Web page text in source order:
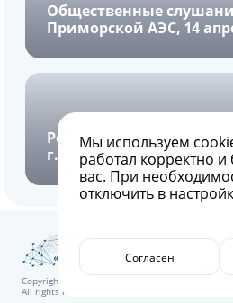
Общественные
Приморской АЭС, 14
Региональный
г. Владивосток, апрель
Copyright © FOND Rosatom
All rights reserved
Мы используем
работал корректно
вас. При
отключить в
Согласен